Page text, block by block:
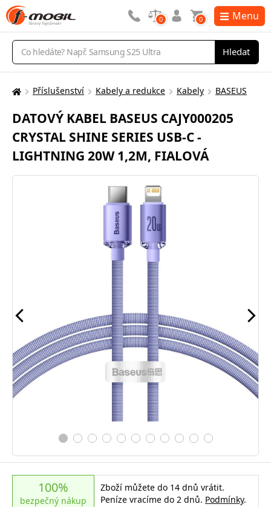
Vyhledávání
Hledat
0 0 Menu
Zde
nacházíte:
Příslušenství Kabely a redukce Kabely BASEUS
DATOVÝ KABEL BASEUS CAJY000205
CRYSTAL SHINE SERIES USB-C -
LIGHTNING 20W 1,2M, FIALOVÁ
100%
bezpečný nákup
Zboží můžete do 14 dnů vrátit.
Peníze vracíme do 2 dnů. Podmínky.